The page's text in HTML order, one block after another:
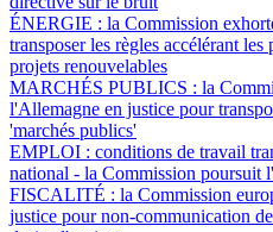
ÉNERGIE : la Commission
transposer les règles accélérant
projets renouvelables
MARCHÉS PUBLICS : la
l'Allemagne en justice pour
'marchés publics'
EMPLOI : conditions de travail
national - la Commission poursuit
FISCALITÉ : la Commission
justice pour non-communication